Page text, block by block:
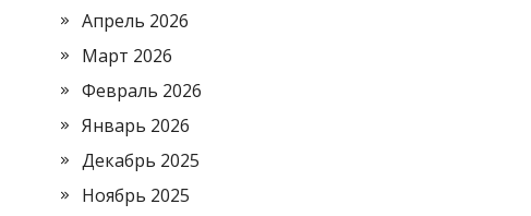
Апрель 2026
Март 2026
Февраль 2026
Январь 2026
Декабрь 2025
Ноябрь 2025